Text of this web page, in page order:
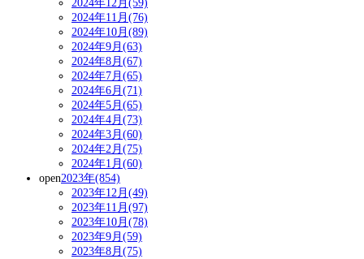
2024年12月(59)
2024年11月(76)
2024年10月(89)
2024年9月(63)
2024年8月(67)
2024年7月(65)
2024年6月(71)
2024年5月(65)
2024年4月(73)
2024年3月(60)
2024年2月(75)
2024年1月(60)
open2023年(854)
2023年12月(49)
2023年11月(97)
2023年10月(78)
2023年9月(59)
2023年8月(75)